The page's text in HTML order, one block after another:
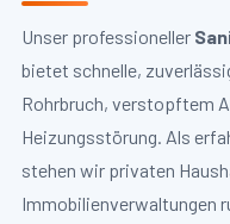
Unser professioneller
bietet schnelle,
Rohrbruch, verstopftem
Heizungsstörung. Als
stehen wir privaten
Immobilienverwaltungen